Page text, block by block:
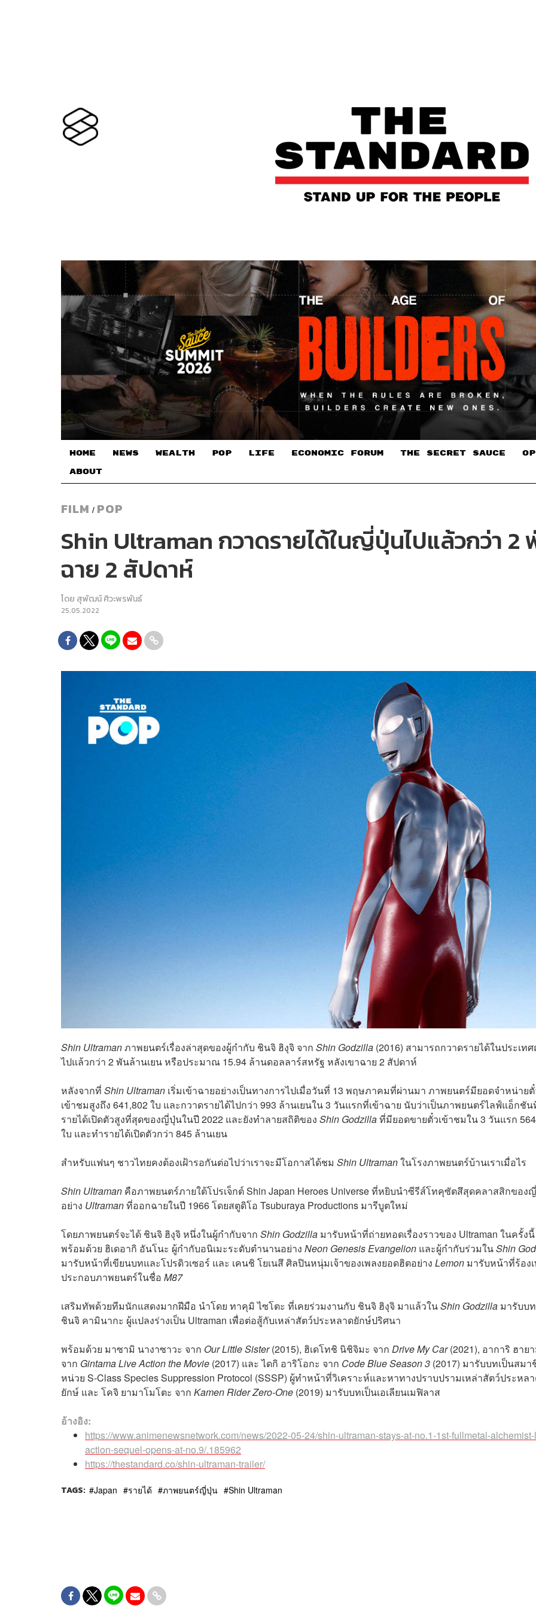
HOME NEWS WEALTH POP LIFE ECONOMIC FORUM THE SECRET SAUCE​
ABOUT
FILM / POP
Shin Ultraman กวาดรายได้ในญี่ปุ่นไปแล้วกว่า 2
ฉาย 2 สัปดาห์
โดย สุพัฒน์ ศิวะพรพันธ์
25.05.2022
Shin Ultramanภาพยนตร์เรื่องล่าสุดของผู้กำกับ ชินจิ ฮิงุจิ จาก Shin Godzilla (2016) สามารถกวาดรายได้ในประเท
ไปแล้วกว่า 2 พันล้านเยน หรือประมาณ 15.94 ล้านดอลลาร์สหรัฐ หลังเขาฉาย 2 สัปดาห์
หลังจากที่ Shin Ultraman เริ่มเข้าฉายอย่างเป็นทางการไปเมื่อวันที่ 13 พฤษภาคมที่ผ่านมา ภาพยนตร์มียอดจำหน่าย
เข้าชมสูงถึง 641,802 ใบ และกวาดรายได้ไปกว่า 993 ล้านเยนใน 3 วันแรกที่เข้าฉาย นับว่าเป็นภาพยนตร์ไลฟ์แอ็กชั
รายได้เปิดตัวสูงที่สุดของญี่ปุ่นในปี 2022 และยังทำลายสถิติของ Shin Godzillaที่มียอดขายตั๋วเข้าชมใน 3 วันแรก
ใบ และทำรายได้เปิดตัวกว่า 845 ล้านเยน
สำหรับแฟนๆ ชาวไทยคงต้องเฝ้ารอกันต่อไปว่าเราจะมีโอกาสได้ชม Shin Ultramanในโรงภาพยนตร์บ้านเราเมื่อไร
Shin Ultraman คือภาพยนตร์ภายใต้โปรเจ็กต์ Shin Japan Heroes Universe ที่หยิบนำซีรีส์โทคุซัตสึสุดคลาสสิกของ
อย่าง Ultramanที่ออกฉายในปี 1966 โดยสตูดิโอ Tsuburaya Productions มารีบูตใหม่
โดยภาพยนตร์จะได้ ชินจิ ฮิงุจิ หนึ่งในผู้กำกับจาก Shin Godzilla มารับหน้าที่ถ่ายทอดเรื่องราวของ Ultraman ในครั้งนี้
พร้อมด้วย ฮิเดอากิ อันโนะ ผู้กำกับอนิเมะระดับตำนานอย่าง Neon Genesis Evangelion และผู้กำกับร่วมในShin
มารับหน้าที่เขียนบทและโปรดิวเซอร์ และ เคนชิ โยเนสึ ศิลปินหนุ่มเจ้าของเพลงยอดฮิตอย่าง Lemon มารับหน้าที่ร้อง
ประกอบภาพยนตร์ในชื่อ M87
เสริมทัพด้วยทีมนักแสดงมากฝีมือ นำโดย ทาคุมิ ไซโตะ ที่เคยร่วมงานกับ ชินจิ ฮิงุจิ มาแล้วในShin Godzilla มารับบ
ชินจิ คามินากะ ผู้แปลงร่างเป็น Ultraman เพื่อต่อสู้กับเหล่าสัตว์ประหลาดยักษ์ปริศนา
พร้อมด้วย มาซามิ นางาซาวะ จาก Our Little Sister(2015), ฮิเดโทชิ นิชิจิมะ จาก Drive My Car(2021), อาการิ ฮาย
จาก Gintama Live Action the Movie (2017) และ ไดกิ อาริโอกะ จาก Code Blue Season 3 (2017) มารับบทเป็นสมา
หน่วย S-Class Species Suppression Protocol (SSSP) ผู้ทำหน้าที่วิเคราะห์และหาทางปราบปรามเหล่าสัตว์ประหล
ยักษ์ และ โคจิ ยามาโมโตะ จาก Kamen Rider Zero-One (2019) มารับบทเป็นเอเลียนเมฟิลาส
อ้างอิง:
https://www.animenewsnetwork.com/news/2022-05-24/shin-ultraman-stays-at-no.1-1st-fullmetal-
action-sequel-opens-at-no.9/.185962
https://thestandard.co/shin-ultraman-trailer/
TAGS: Japan รายได้ ภาพยนตร์ญี่ปุ่น Shin Ultraman